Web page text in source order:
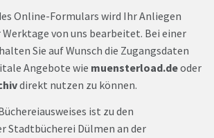
Online-Formulars wird Ihr Anliegen
von uns bearbeitet. Bei einer
Sie auf Wunsch die Zugangsdaten
Angebote wie muensterload.deoder
direkt nutzen zu können.
ist zu den
Stadtbücherei Dülmen an der